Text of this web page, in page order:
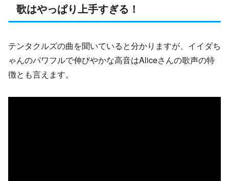
歌はやっぱり上手すぎる！
テンタクルズの曲を聞いていると分かりますが、イイダち
ゃんのパワフルで伸びやかな高音はAliceさんの歌声の特
徴とも言えます。